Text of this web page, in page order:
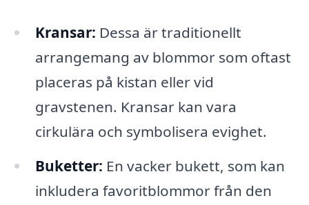
Kransar: Dessa är traditionellt
arrangemang av blommor som oftast
placeras på kistan eller vid
gravstenen. Kransar kan vara
cirkulära och symbolisera evighet.
Buketter: En vacker bukett, som kan
inkludera favoritblommor från den